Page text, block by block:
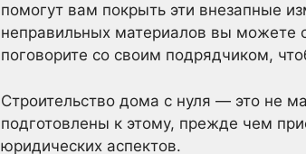
помогут вам покрыть эти внезапные
неправильных материалов вы можете
поговорите со своим подрядчиком,
Строительство дома с нуля — это не
подготовлены к этому, прежде чем
юридических аспектов.